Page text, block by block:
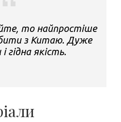
то найпростіше
з Китаю. Дуже
і гідна якість.